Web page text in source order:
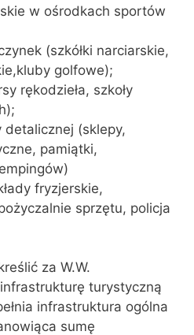
w ośrodkach sportów
(szkółki narciarskie,
golfowe);
rękodzieła, szkoły
detalicznej (sklepy,
pamiątki,
fryzjerskie,
sprzętu, policja
za W.W.
turystyczną
infrastruktura ogólna
sumę